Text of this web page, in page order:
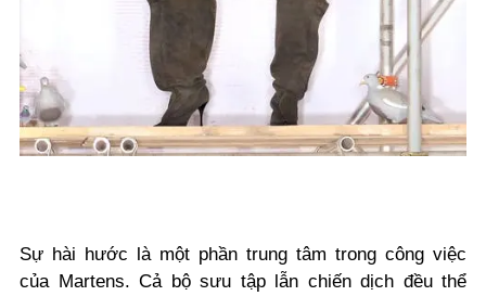
Sự hài hước là một phần trung tâm trong công việc
của Martens. Cả bộ sưu tập lẫn chiến dịch đều thể